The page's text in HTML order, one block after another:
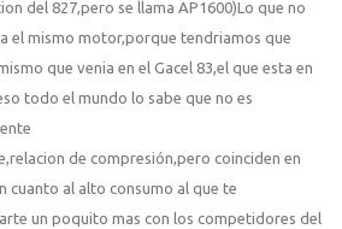
del 827,pero se llama AP1600)Lo que no
el mismo motor,porque tendriamos que
que venia en el Gacel 83,el que esta en
todo el mundo lo sabe que no es
de compresión,pero coinciden en
cuanto al alto consumo al que te
un poquito mas con los competidores del